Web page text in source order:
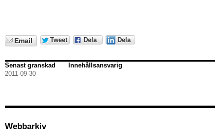
Email Tweet Dela Dela
Senast granskad
2011-09-30
Innehållsansvarig
Webbarkiv